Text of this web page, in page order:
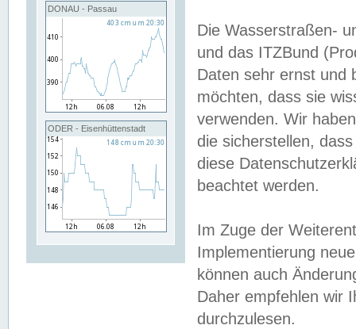
DONAU - Passau
ODER - Eisenhüttenstadt
Die Wasserstraßen-
und das ITZBund
Daten sehr ernst und
möchten, dass sie
verwenden. Wir
die sicherstellen,
diese
beachtet werden.
Im Zuge der
Implementierung
können auch
Daher empfehlen wir
durchzulesen.